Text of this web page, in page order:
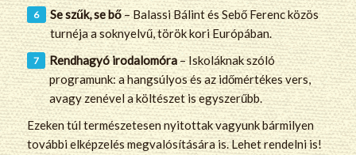
Se szűk, se bő– Balassi Bálint és Sebő Ferenc közös
turnéja a soknyelvű, török kori Európában.
Rendhagyó irodalomóra– Iskoláknak szóló
programunk: a hangsúlyos és az időmértékes vers,
avagy zenével a költészet is egyszerűbb.
Ezeken túl természetesen nyitottak vagyunk bármilyen
további elképzelés megvalósítására is. Lehet rendelni is!